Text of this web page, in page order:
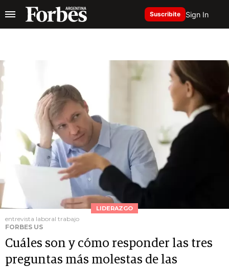
Suscribite Sign In
LIDERAZGO
entrevista laboral trabajo
FORBES US
Cuáles son y cómo responder las tres
preguntas más molestas de las